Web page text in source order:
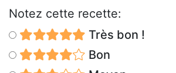
Notez cette recette:
Très bon !
Bon